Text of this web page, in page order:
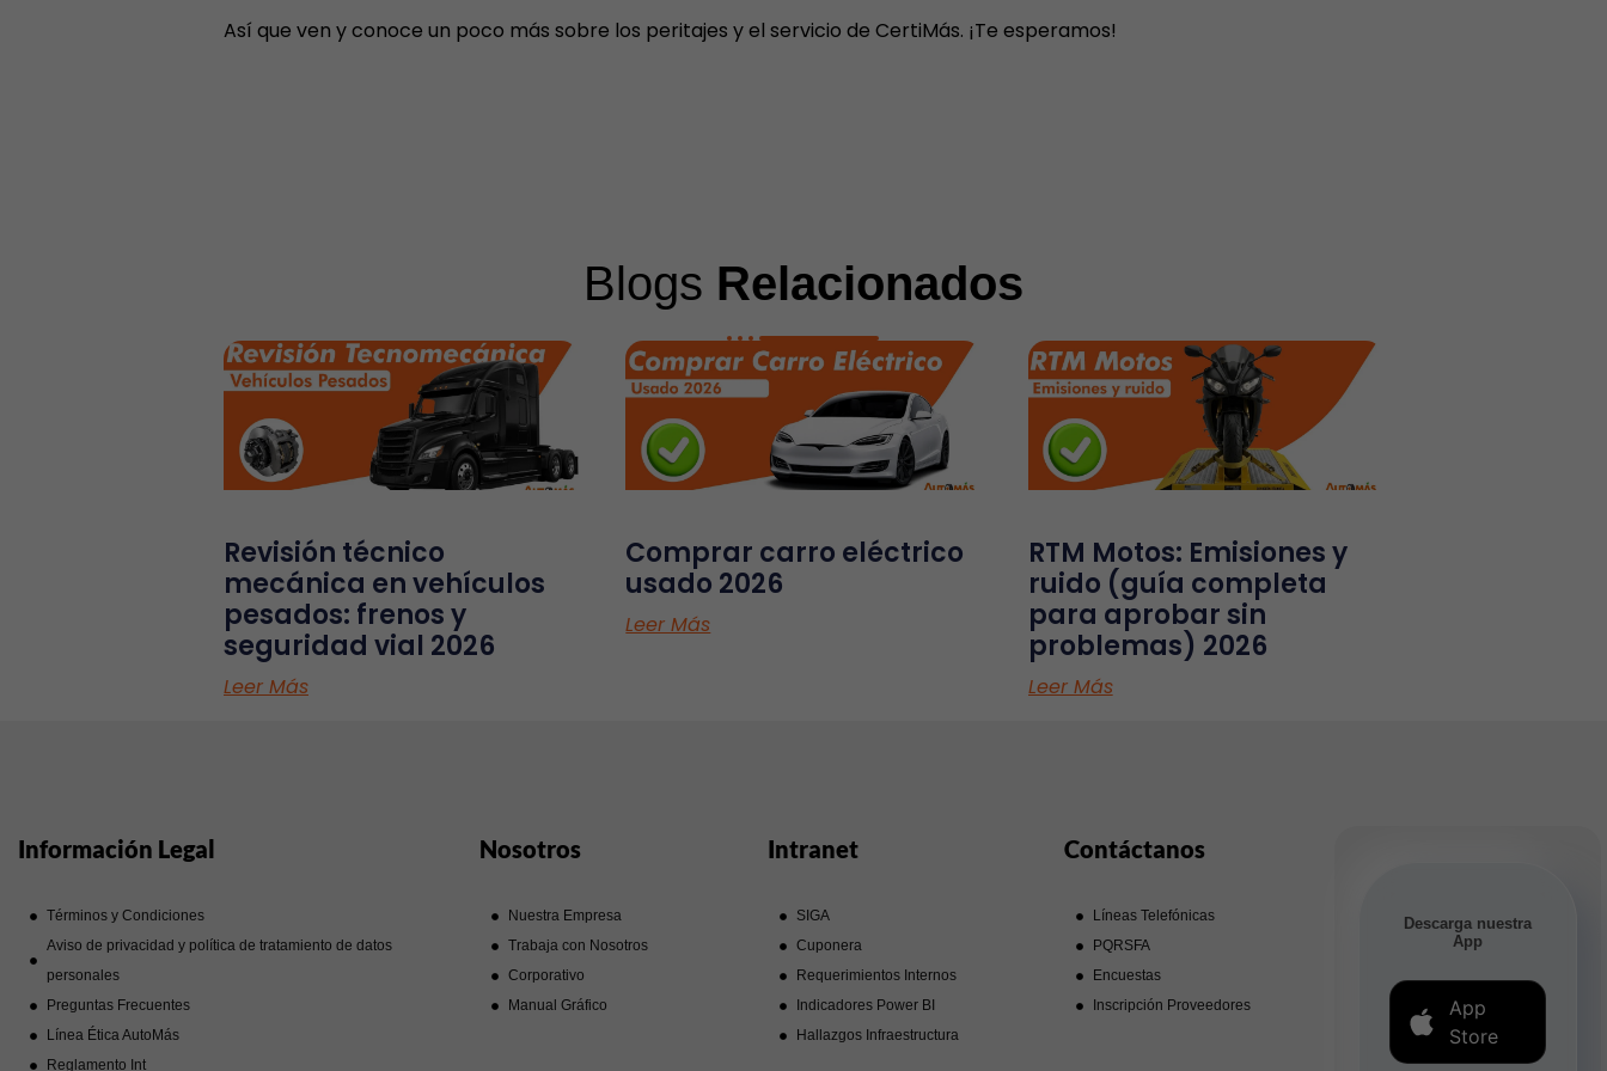
Así que ven y conoce un poco más sobre los peritajes y el servicio de CertiMás. ¡Te esperamos!
Blogs Relacionados
Revisión técnico
mecánica en vehículos
pesados: frenos y
seguridad vial 2026
Leer Más
Comprar carro eléctrico
usado 2026
Leer Más
RTM Motos: Emisiones y
ruido (guía completa
para aprobar sin
problemas) 2026
Leer Más
Información Legal
Términos y Condiciones
Aviso de privacidad y política de tratamiento de datos
personales
Preguntas Frecuentes
Línea Ética AutoMás
Reglamento Int
Nosotros
Nuestra Empresa
Trabaja con Nosotros
Corporativo
Manual Gráfico
Intranet
SIGA
Cuponera
Requerimientos Internos
Indicadores Power BI
Hallazgos Infraestructura
Contáctanos
Líneas Telefónicas
PQRSFA
Encuestas
Inscripción Proveedores
Descarga nuestra
App
App
Store